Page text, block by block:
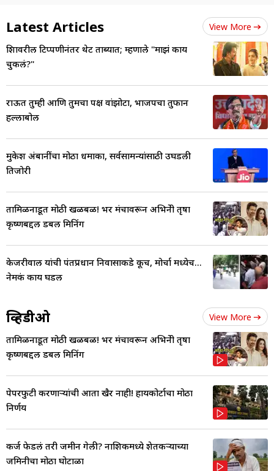
Latest Articles View More
त्रिशावरील टिप्पणीनंतर थेट ताब्यात; म्हणाले "माझं काय
चुकलं?"
राऊत तुम्ही आणि तुमचा पक्ष वांझोटा, भाजपचा तुफान
हल्लाबोल
मुकेश अंबानींचा मोठा धमाका, सर्वसामन्यांसाठी उघडली
तिजोरी
तामिळनाडूत मोठी खळबळ! भर मंचावरून अभिनेत्री तृषा
कृष्णबद्दल डबल मिनिंग
केजरीवाल यांची पंतप्रधान निवासाकडे कूच, मोर्चा मध्येच...
नेमकं काय घडल
व्हिडीओ View More
तामिळनाडूत मोठी खळबळ! भर मंचावरून अभिनेत्री तृषा
कृष्णबद्दल डबल मिनिंग
पेपरफुटी करणाऱ्यांची आता खैर नाही! हायकोर्टाचा मोठा
निर्णय
कर्ज फेडलं तरी जमीन गेली? नाशिकमध्ये शेतकऱ्याच्या
जमिनीचा मोठा घोटाळा